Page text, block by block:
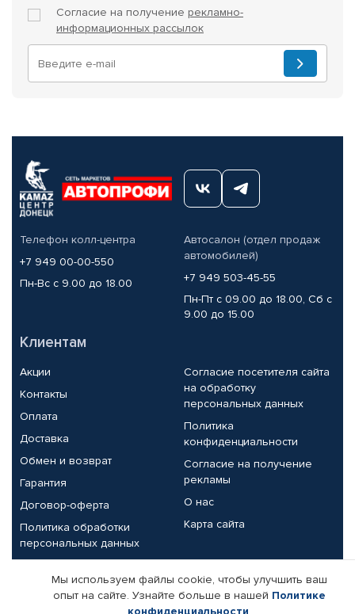
Согласие на получение рекламно-
информационных рассылок
Телефон колл-центра
+7 949 00-00-550
Пн-Вс с 9.00 до 18.00
Автосалон (отдел продаж
автомобилей)
+7 949 503-45-55
Пн-Пт с 09.00 до 18.00, Сб с
9.00 до 15.00
Клиентам
Акции
Контакты
Оплата
Доставка
Обмен и возврат
Гарантия
Договор-оферта
Политика обработки
персональных данных
Согласие посетителя сайта
на обработку
персональных данных
Политика
конфиденциальности
Согласие на получение
рекламы
О нас
Карта сайта
Партнерам
Корпоративным клиентам Реквизиты компании
Мы используем файлы cookie, чтобы улучшить ваш
опыт на сайте. Узнайте больше в нашей Политике
конфиденциальности